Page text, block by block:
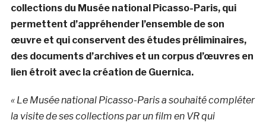
collections du Musée national Picasso-Paris, qui
permettent d’appréhender l’ensemble de son
œuvre et qui conservent des études préliminaires,
des documents d’archives et un corpus d’œuvres en
lien étroit avec la création de Guernica.
« Le Musée national Picasso-Paris a souhaité compléter
la visite de ses collections par un film en VR qui